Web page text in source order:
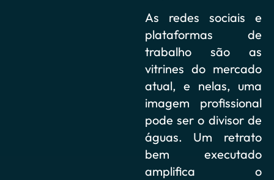
As redes sociais e
plataformas de
trabalho são as
vitrines do mercado
atual, e nelas, uma
imagem profissional
pode ser o divisor de
águas. Um retrato
bem executado
amplifica o